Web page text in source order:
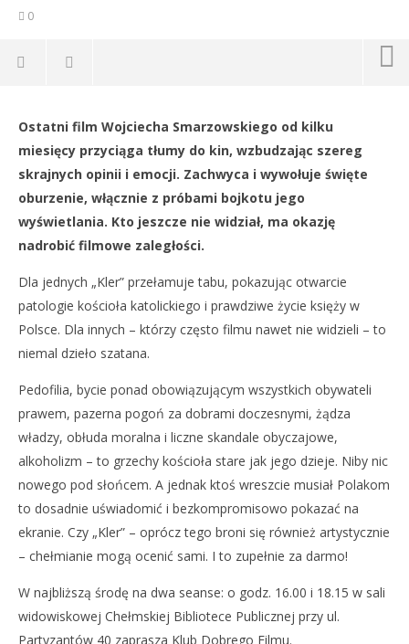
0
marca
2019
REDAKCJA
Ostatni film Wojciecha Smarzowskiego od kilku
miesięcy przyciąga tłumy do kin, wzbudzając szereg
skrajnych opinii i emocji. Zachwyca i wywołuje święte
oburzenie, włącznie z próbami bojkotu jego
wyświetlania. Kto jeszcze nie widział, ma okazję
nadrobić filmowe zaległości.
Dla jednych „Kler” przełamuje tabu, pokazując otwarcie
patologie kościoła katolickiego i prawdziwe życie księży w
Polsce. Dla innych – którzy często filmu nawet nie widzieli – to
niemal dzieło szatana.
Pedofilia, bycie ponad obowiązującym wszystkich obywateli
prawem, pazerna pogoń za dobrami doczesnymi, żądza
władzy, obłuda moralna i liczne skandale obyczajowe,
alkoholizm – to grzechy kościoła stare jak jego dzieje. Niby nic
nowego pod słońcem. A jednak ktoś wreszcie musiał Polakom
to dosadnie uświadomić i bezkompromisowo pokazać na
ekranie. Czy „Kler” – oprócz tego broni się również artystycznie
– chełmianie mogą ocenić sami. I to zupełnie za darmo!
W najbliższą środę na dwa seanse: o godz. 16.00 i 18.15 w sali
widowiskowej Chełmskiej Bibliotece Publicznej przy ul.
Partyzantów 40 zaprasza Klub Dobrego Filmu.